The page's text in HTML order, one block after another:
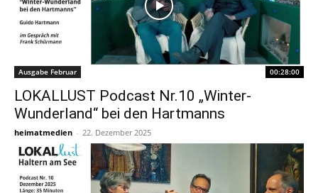
Ausgabe Februar 00:28:00
LOKALLUST Podcast Nr.10 „Winter-
Wunderland“ bei den Hartmanns
heimatmedien - 22. Dezember 2025